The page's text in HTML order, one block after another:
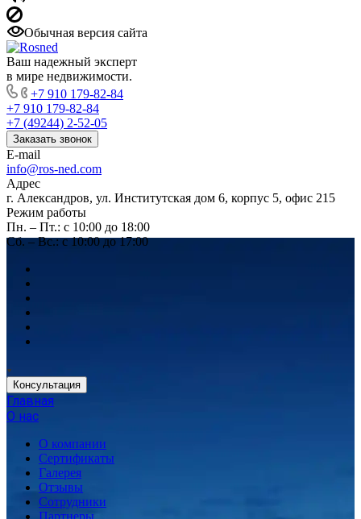
Обычная версия сайта
Ваш надежный эксперт
в мире недвижимости.
+7 910 179-82-84
+7 910 179-82-84
+7 (49244) 2-52-05
Заказать звонок
E-mail
info@ros-ned.com
Адрес
г. Александров, ул. Институтская дом 6, корпус 5, офис 215
Режим работы
Пн. – Пт.: с 10:00 до 18:00
Сб. – Вс.: с 10:00 до 17:00
Консультация
Главная
О нас
О компании
Сертификаты
Галерея
Отзывы
Сотрудники
Партнеры